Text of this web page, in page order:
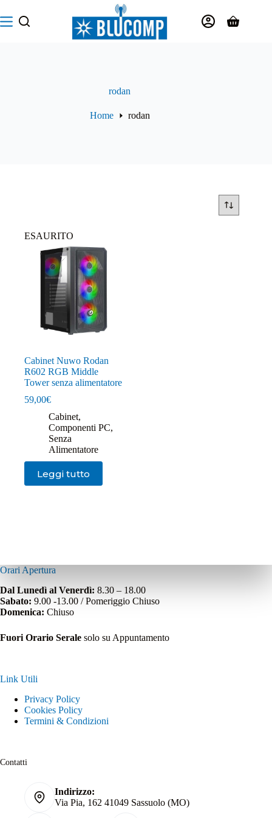
al
contenuto
Carrello
rodan
Home rodan
ESAURITO
Cabinet Nuwo Rodan
R602 RGB Middle
Tower senza alimentatore
59,00€
Cabinet,
Componenti PC,
Senza
Alimentatore
Leggi tutto
Orari Apertura
Dal Lunedì al Venerdì: 8.30 – 18.00
Sabato: 9.00 -13.00 / Pomeriggio Chiuso
Domenica: Chiuso
Fuori Orario Serale solo su Appuntamento
Link Utili
Privacy Policy
Cookies Policy
Termini & Condizioni
Contatti
Indirizzo:
Via Pia, 162 41049 Sassuolo (MO)